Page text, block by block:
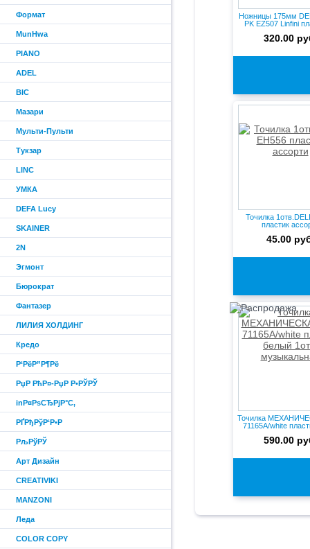
Формат
MunHwa
PIANO
ADEL
BIC
Мазари
Мульти-Пульти
Тукзар
LINC
УМКА
DEFA Lucy
SKAINER
2N
Эгмонт
Бюрократ
Фантазер
ЛИЛИЯ ХОЛДИНГ
Кредо
Р‘РёР”Р¶Рё
РџР РћР¤-РџР Р•РЎРЎ
inР¤РѕСЂРјР°С‚
РҐРђРўР‘Р•Р
РљРўРЎ
Арт Дизайн
CREATIVIKI
MANZONI
Леда
COLOR COPY
Ножницы 175мм
PK EZ507 Linfini
320.00
Точилка
пластик
45.00
Точилка
71165A/white
590.00